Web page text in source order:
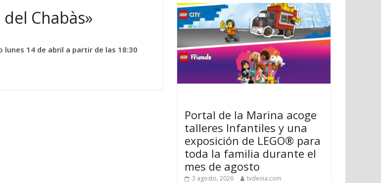
Chabàs»
14 de abril a partir de las 18:30
Portal de la Marina acoge
talleres Infantiles y una
exposición de LEGO® para
toda la familia durante el
mes de agosto
3 agosto, 2026 tvdenia.com